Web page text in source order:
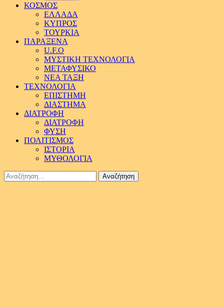
ΚΟΣΜΟΣ
ΕΛΛΑΔΑ
ΚΥΠΡΟΣ
ΤΟΥΡΚΙΑ
ΠΑΡΑΞΕΝΑ
U.F.O
ΜΥΣΤΙΚΗ ΤΕΧΝΟΛΟΓΙΑ
ΜΕΤΑΦΥΣΙΚΟ
ΝΕΑ ΤΑΞΗ
ΤΕΧΝΟΛΟΓΙΑ
ΕΠΙΣΤΗΜΗ
ΔΙΑΣΤΗΜΑ
ΔΙΑΤΡΟΦΗ
ΔΙΑΤΡΟΦΗ
ΦΥΣΗ
ΠΟΛΙΤΙΣΜΟΣ
ΙΣΤΟΡΙΑ
ΜΥΘΟΛΟΓΙΑ
Αναζήτηση
για: